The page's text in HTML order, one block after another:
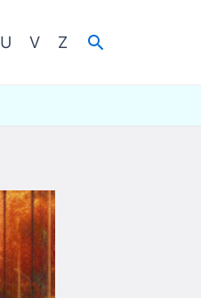
U V Z Cerca